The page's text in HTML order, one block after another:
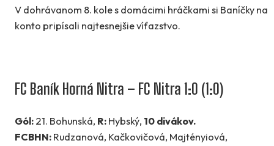
V dohrávanom 8. kole s domácimi hráčkami si Baníčky na
konto pripísali najtesnejšie víťazstvo.
FC Baník Horná Nitra – FC Nitra 1:0 (1:0)
Gól: 21. Bohunská, R: Hybský, 10 divákov.
FCBHN: Rudzanová, Kačkovičová, Majtényiová,